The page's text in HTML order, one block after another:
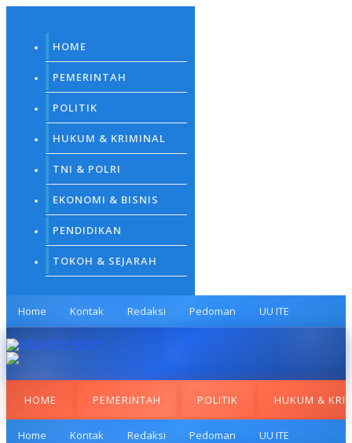
HOME
PEMERINTAH
POLITIK
HUKUM & KRIMINAL
TNI & POLRI
EKONOMI & BISNIS
PENDIDIKAN
TOKOH & SEJARAH
Home Kontak Redaksi Pedoman UU ITE
HOME PEMERINTAH POLITIK HUKUM &
Home Kontak Redaksi Pedoman UU ITE